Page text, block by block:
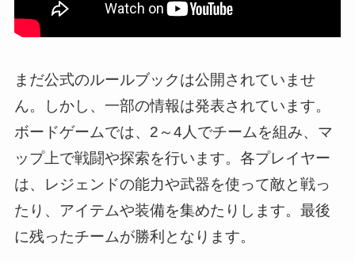
まだ公式のルールブックは公開されていませ
ん。しかし、一部の情報は発表されています。
ボードゲームでは、2～4人でチームを組み、マ
ップ上で戦闘や探索を行います。各プレイヤー
は、レジェンドの能力や武器を使って敵と戦っ
たり、アイテムや装備を集めたりします。最後
に残ったチームが勝利となります。